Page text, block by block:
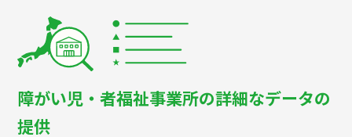
障がい児・者福祉事業所の詳細なデータの
提供